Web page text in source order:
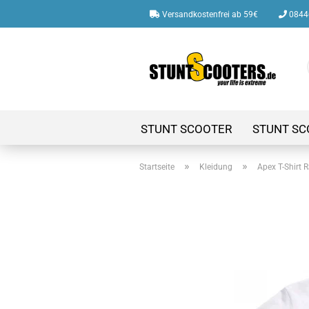
Versandkostenfrei ab 59€
STUNT SCOOTER STUNT
Startseite » Kleidung » Apex T-Shirt